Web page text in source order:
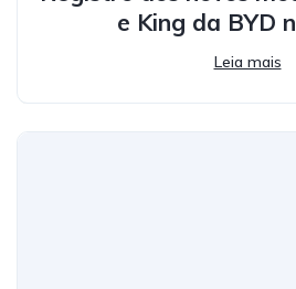
e King da BYD
Leia mais